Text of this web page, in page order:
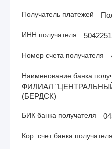
Получатель платежей
ИНН получателя
Номер счета получателя
Наименование банка
ФИЛИАЛ
(БЕРДСК)
БИК банка получателя
Кор. счет банка получателя